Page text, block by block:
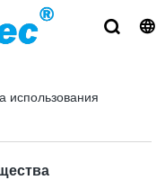
использования